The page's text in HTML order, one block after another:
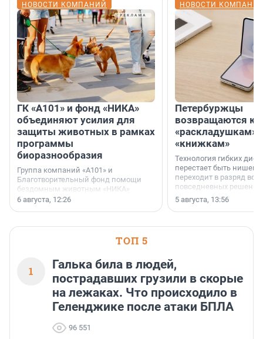
НОВОСТИ КОМПАНИЙ
ГК «А101» и фонд «НИКА»
объединяют усилия для
защиты животных в рамках
программы
биоразнообразия
Группа компаний «А101» и
Благотворительный фонд помощи
бездомным животным «НИКА»
заключили соглашение о
6 августа, 12:26
НОВОСТИ
Петербуржцы
возвращаются к
«раскладушкам»
«книжкам»
Технология гибких
перестает быть
переходит в разряд
повседневных
5 августа, 13:56
ТОП 5
1
Галька била в людей,
пострадавших грузили в скорые
на лежаках. Что происходило в
Геленджике после атаки БПЛА
96 551